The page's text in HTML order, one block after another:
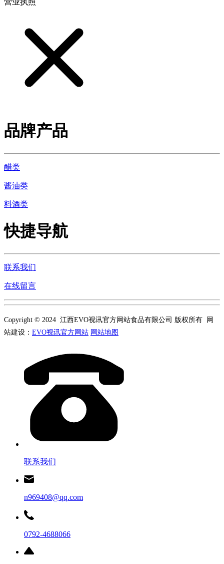
品牌产品
醋类
酱油类
料酒类
快捷导航
联系我们
在线留言
Copyright © 2024 江西EVO视讯官方网站食品有限公司 版权所有 网
站建设： EVO视讯官方网站 网站地图
联系我们
n969408@qq.com
0792-4688066